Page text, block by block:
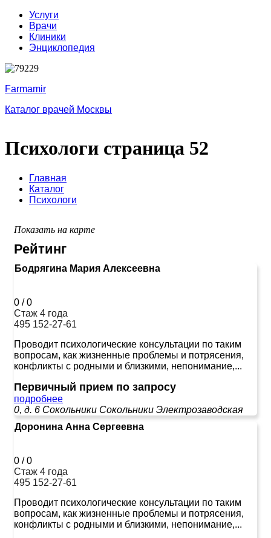
Услуги
Врачи
Клиники
Энциклопедия
Farmamir
Каталог врачей Москвы
Психологи страница 52
Главная
Каталог
Психологи
Показать на карте
Рейтинг
Бодрягина Мария Алексеевна
0 /0
Стаж 4 года
495 152-27-61
Проводит психологические консультации по таким
вопросам, как жизненные проблемы и потрясения,
конфликты с родными и близкими, непонимание,...
Первичный прием по запросу
подробнее
0, д. 6 Сокольники Сокольники Электрозаводская
Доронина Анна Сергеевна
0 /0
Стаж 4 года
495 152-27-61
Проводит психологические консультации по таким
вопросам, как жизненные проблемы и потрясения,
конфликты с родными и близкими, непонимание,...